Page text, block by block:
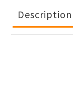
Description